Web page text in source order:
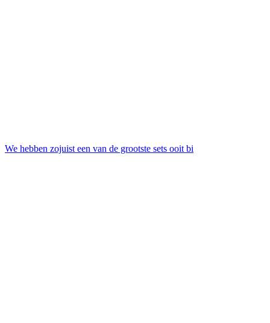
We hebben zojuist een van de grootste sets ooit bi